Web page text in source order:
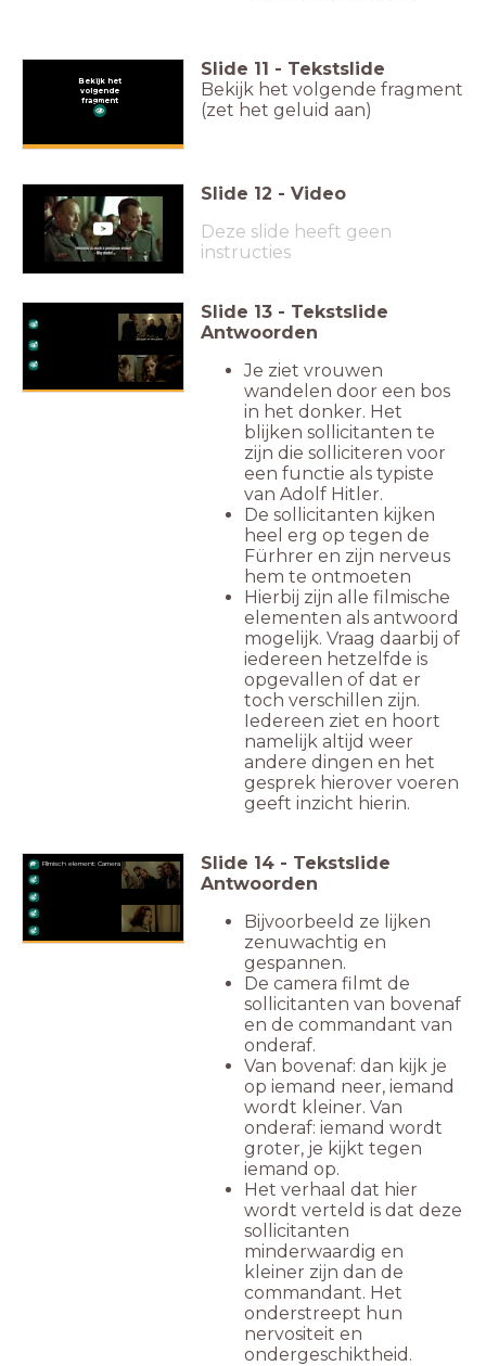
Bekijk het
volgende
fragment
Slide 11 - Tekstslide
Bekijk het volgende fragment
(zet het geluid aan)
Slide 12 - Video
Deze slide heeft geen
instructies
Slide 13 - Tekstslide
Antwoorden
Je ziet vrouwen
wandelen door een bos
in het donker. Het
blijken sollicitanten te
zijn die solliciteren voor
een functie als typiste
van Adolf Hitler.
De sollicitanten kijken
heel erg op tegen de
Fürhrer en zijn nerveus
hem te ontmoeten
Hierbij zijn alle filmische
elementen als antwoord
mogelijk. Vraag daarbij of
iedereen hetzelfde is
opgevallen of dat er
toch verschillen zijn.
Iedereen ziet en hoort
namelijk altijd weer
andere dingen en het
gesprek hierover voeren
geeft inzicht hierin.
FIlmisch element: Camera Slide 14 - Tekstslide
Antwoorden
Bijvoorbeeld ze lijken
zenuwachtig en
gespannen.
De camera filmt de
sollicitanten van bovenaf
en de commandant van
onderaf.
Van bovenaf: dan kijk je
op iemand neer, iemand
wordt kleiner. Van
onderaf: iemand wordt
groter, je kijkt tegen
iemand op.
Het verhaal dat hier
wordt verteld is dat deze
sollicitanten
minderwaardig en
kleiner zijn dan de
commandant. Het
onderstreept hun
nervositeit en
ondergeschiktheid.